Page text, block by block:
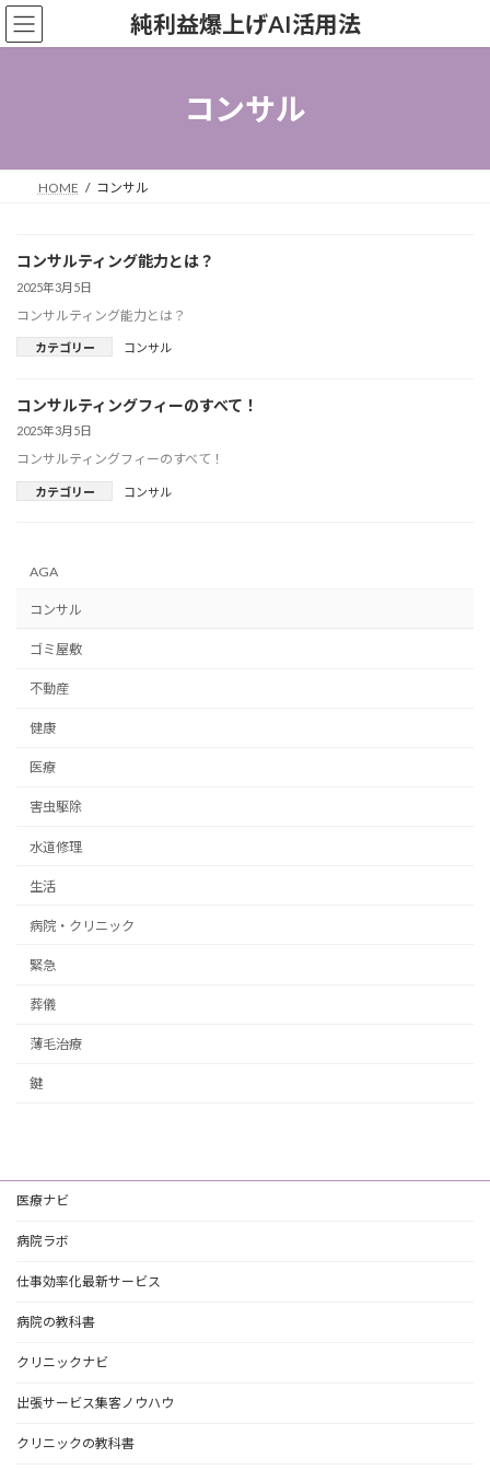
コ
ン
ナ
ビ
純利益爆上げAI活用法
コンサル
HOME コンサル
コンサルティング能力とは？
2025年3月5日
コンサルティング能力とは？
カテゴリー コンサル
コンサルティングフィーのすべて！
2025年3月5日
コンサルティングフィーのすべて！
カテゴリー コンサル
AGA
コンサル
ゴミ屋敷
不動産
健康
医療
害虫駆除
水道修理
生活
病院・クリニック
緊急
葬儀
薄毛治療
鍵
医療ナビ
病院ラボ
仕事効率化最新サービス
病院の教科書
クリニックナビ
出張サービス集客ノウハウ
クリニックの教科書